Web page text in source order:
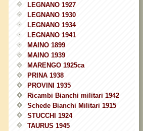
LEGNANO 1927
LEGNANO 1930
LEGNANO 1934
LEGNANO 1941
MAINO 1899
MAINO 1939
MARENGO 1925ca
PRINA 1938
PROVINI 1935
Ricambi Bianchi militari 1942
Schede Bianchi Militari 1915
STUCCHI 1924
TAURUS 1945